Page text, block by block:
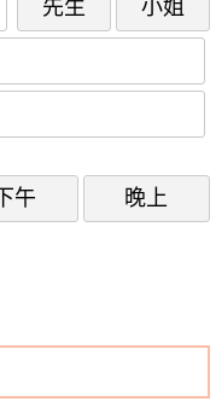
先生 小姐
下午 晚上